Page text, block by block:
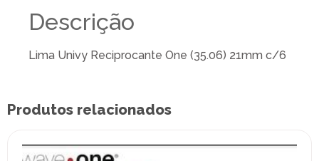
Descrição
Lima Univy Reciprocante One (35.06) 21mm c/6
Produtos relacionados